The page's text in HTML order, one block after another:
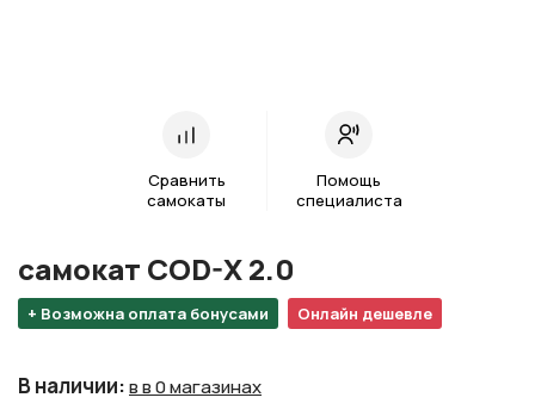
Сравнить
самокаты
Помощь
специалиста
+ Возможна оплата бонусами Онлайн дешевле
самокат COD-X 2.0
В наличии:в в 0 магазинах